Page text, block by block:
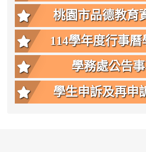
桃園市品德教育
114學年度行事曆
學務處公告
學生申訴及再申